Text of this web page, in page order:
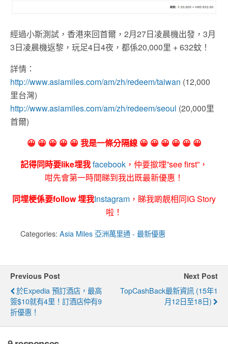
經過小斯測試，香港來回首爾，2月27日凌晨機出發，3月
3日凌晨機返黎，玩足4日4夜，都係20,000里 + 632蚊！
詳情：
http://www.asiamiles.com/am/zh/redeem/taiwan (12,000
里台灣)
http://www.asiamiles.com/am/zh/redeem/seoul (20,000里
首爾)
😀 😀 😀 😀 😀 我是一條分隔線 😀 😀 😀 😀 😀 😀
記得同時要like埋我facebook ，仲要撳埋”see first”，
咁先會第一時間睇到我出既最新優惠！
同埋梗係要follow 埋我Instagram ，睇我啲靚相同IG Story
啦！
Categories: Asia Miles 亞洲萬里通 - 最新優惠
Previous Post
於Expedia 預訂酒店，最高
簽$10就有4里！訂酒店仲有9
折優惠！
Next Post
TopCashBack最新資訊 (15年1
月12日至18日)